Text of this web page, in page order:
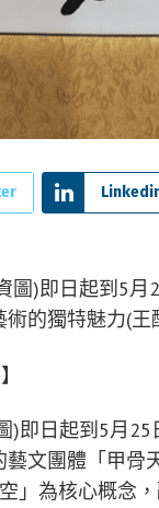
圖)即日起到5
的獨特魅力(
)即日起到5月
文團體「甲骨
」為核心概念